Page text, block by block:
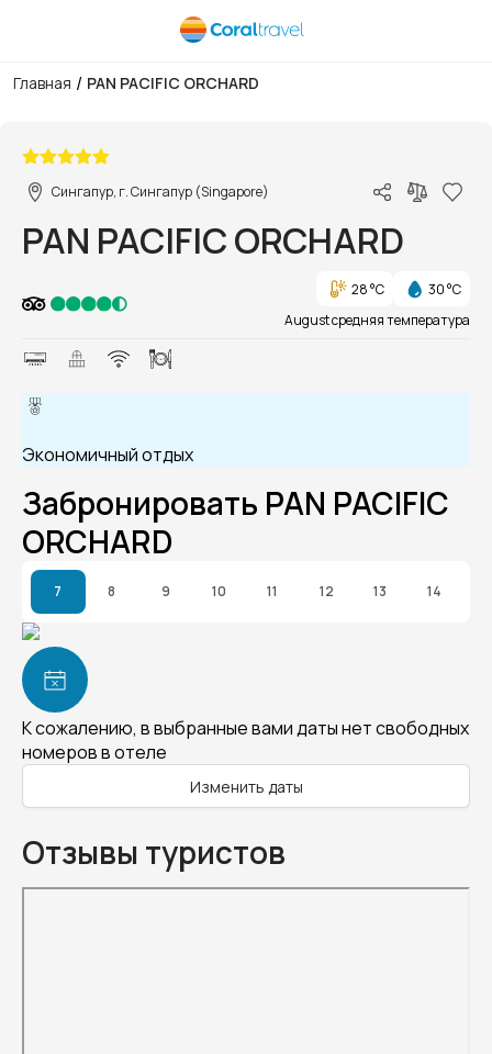
Главная / PAN PACIFIC ORCHARD
Сингапур, г. Сингапур (Singapore)
PAN PACIFIC ORCHARD
28 °C
30 °C
August средняя температура
Экономичный отдых
Забронировать PAN PACIFIC
ORCHARD
7 8 9 10 11 12 13 14
К сожалению, в выбранные вами даты нет свободных
номеров в отеле
Изменить даты
Отзывы туристов